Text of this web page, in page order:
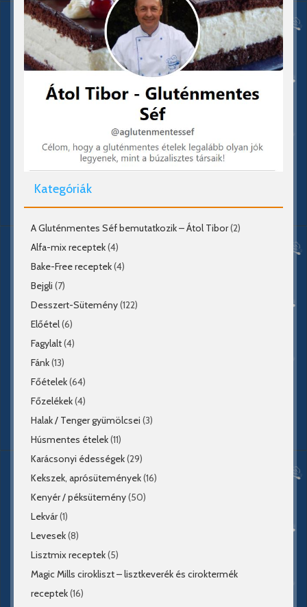
Kategóriák
A Gluténmentes Séf bemutatkozik – Átol Tibor(2)
Alfa-mix receptek(4)
Bake-Free receptek(4)
Bejgli (7)
Desszert-Sütemény(122)
Előétel(6)
Fagylalt(4)
Fánk(13)
Főételek(64)
Főzelékek(4)
Halak / Tenger gyümölcsei (3)
Húsmentes ételek(11)
Karácsonyi édességek(29)
Kekszek, aprósütemények(16)
Kenyér / péksütemény(50)
Lekvár(1)
Levesek(8)
Lisztmix receptek(5)
Magic Mills cirokliszt – lisztkeverék és ciroktermék
receptek(16)